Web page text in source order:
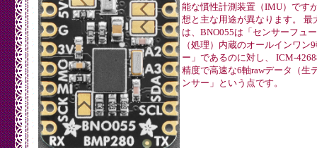
能な慣性計測装置（IMU）です
想と主な用途が異なります。 最
は、BNO055は「センサーフュ
（処理）内蔵のオールインワン
ー」であるのに対し、 ICM-
精度で高速な6軸rawデータ（生
ンサー」という点です。